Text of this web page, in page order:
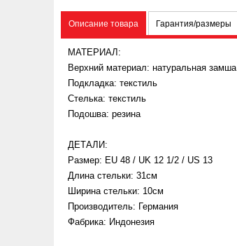
Описание товара Гарантия/размеры
МАТЕРИАЛ:
Верхний материал: натуральная замша
Подкладка: текстиль
Стелька: текстиль
Подошва: резина
ДЕТАЛИ:
Размер: EU 48 / UK 12 1/2 / US 13
Длина стельки: 31см
Ширина стельки: 10см
Производитель: Германия
Фабрика: Индонезия